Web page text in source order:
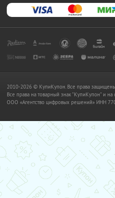
2010-2026 © КупиКупон. Все права
Все права на товарный знак "КупиКупон" и
OOO «Агентство цифровых решений» ИНН